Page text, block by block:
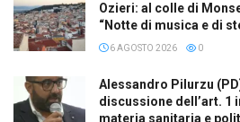
Ozieri: al colle di
“Notte di musica e di
6 AGOSTO 2026 0
Alessandro Pilurzu
discussione dell’art. 1
materia sanitaria e